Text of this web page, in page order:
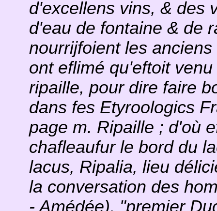
d'excellens vins, & des
d'eau de fontaine & de
nourrijfoient les
ont eflimé qu'eftoit
ripaille, pour dire faire
dans fes Etyroologics
page m. Ripaille ; d'où
chafleaufur le bord du
lacus, Ripalia, lieu
la conversation des
- Amédée), "premier